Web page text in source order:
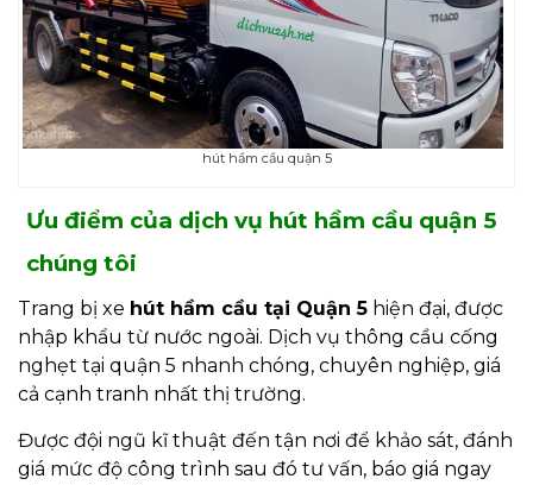
hút hầm cầu quận 5
Ưu điểm của dịch vụ hút hầm cầu quận 5
chúng tôi
Trang bị xe hút hầm cầu tại Quận 5 hiện đại, được
nhập khẩu từ nước ngoài. Dịch vụ thông cầu cống
nghẹt tại quận 5 nhanh chóng, chuyên nghiệp, giá
cả cạnh tranh nhất thị trường.
Được đội ngũ kĩ thuật đến tận nơi để khảo sát, đánh
giá mức độ công trình sau đó tư vấn, báo giá ngay